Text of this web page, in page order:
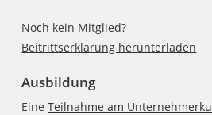
Noch kein Mitglied?
Beitrittserklärung herunterladen
Ausbildung
EineTeilnahme am